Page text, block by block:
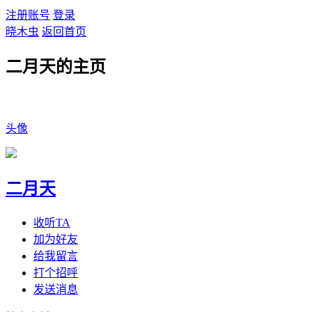
注册账号 登录
晓木虫 返回首页
二月天的主页
头像
二月天
收听TA
加为好友
给我留言
打个招呼
发送消息